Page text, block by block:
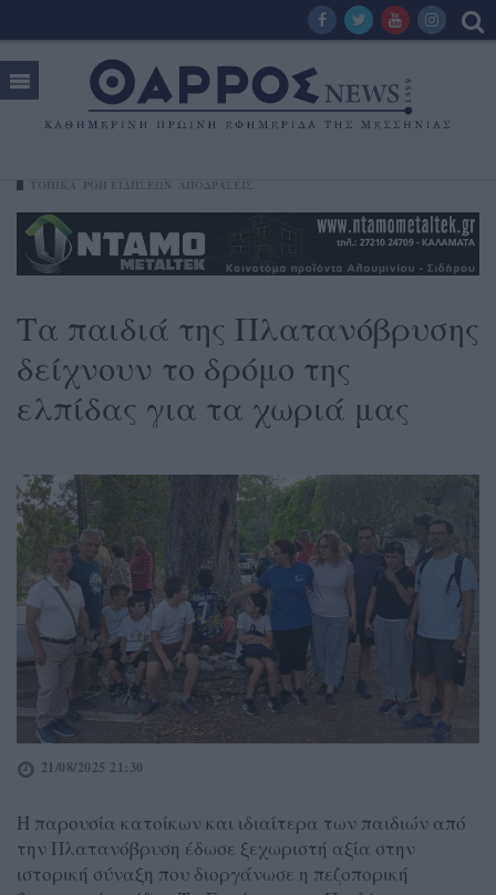
Τα παιδιά της Πλατανόβρυσης
δείχνουν το δρόμο της
ελπίδας για τα χωριά μας
21/08/2025 21:30
Η παρουσία κατοίκων και ιδιαίτερα των παιδιών από
την Πλατανόβρυση έδωσε ξεχωριστή αξία στην
ιστορική σύναξη που διοργάνωσε η πεζοπορική